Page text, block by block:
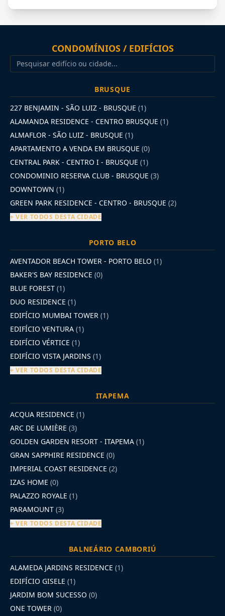
CONDOMÍNIOS / EDIFÍCIOS
BRUSQUE
227 BENJAMIN - SÃO LUIZ - BRUSQUE (1)
ALAMANDA RESIDENCE - CENTRO BRUSQUE (1)
ALMAFLOR - SÃO LUIZ - BRUSQUE (1)
APARTAMENTO A VENDA EM BRUSQUE (0)
CENTRAL PARK - CENTRO I - BRUSQUE (1)
CONDOMINIO RESERVA CLUB - BRUSQUE (3)
DOWNTOWN (1)
GREEN PARK RESIDENCE - CENTRO - BRUSQUE (2)
+ VER TODOS DESTA CIDADE
PORTO BELO
AVENTADOR BEACH TOWER - PORTO BELO (1)
BAKER'S BAY RESIDENCE (0)
BLUE FOREST (1)
DUO RESIDENCE (1)
EDIFÍCIO MUMBAI TOWER (1)
EDIFÍCIO VENTURA (1)
EDIFÍCIO VÉRTICE (1)
EDIFÍCIO VISTA JARDINS (1)
+ VER TODOS DESTA CIDADE
ITAPEMA
ACQUA RESIDENCE (1)
ARC DE LUMIÈRE (3)
GOLDEN GARDEN RESORT - ITAPEMA (1)
GRAN SAPPHIRE RESIDENCE (0)
IMPERIAL COAST RESIDENCE (2)
IZAS HOME (0)
PALAZZO ROYALE (1)
PARAMOUNT (3)
+ VER TODOS DESTA CIDADE
BALNEÁRIO CAMBORIÚ
ALAMEDA JARDINS RESIDENCE (1)
EDIFÍCIO GISELE (1)
JARDIM BOM SUCESSO (0)
ONE TOWER (0)